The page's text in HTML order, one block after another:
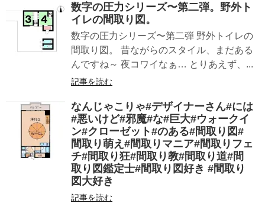
数字の圧力シリーズ〜第二弾。野外ト
イレの間取り図。
数字の圧力シリーズ〜第二弾 野外トイレの
間取り図。 昔ながらのスタイル、まだある
んですね～ 夜コワイなぁ… とりあえず、...
記事を読む
なんじゃこりゃ#デザイナーさん#には
#悪いけど#邪魔#な#巨大#ウォークイ
ン#クローゼット#のある#間取り図#
間取り萌え#間取りマニア#間取りフェ
チ#間取り狂#間取り教#間取り道#間
取り図鑑定士#間取り図好き #間取り
図大好き
記事を読む